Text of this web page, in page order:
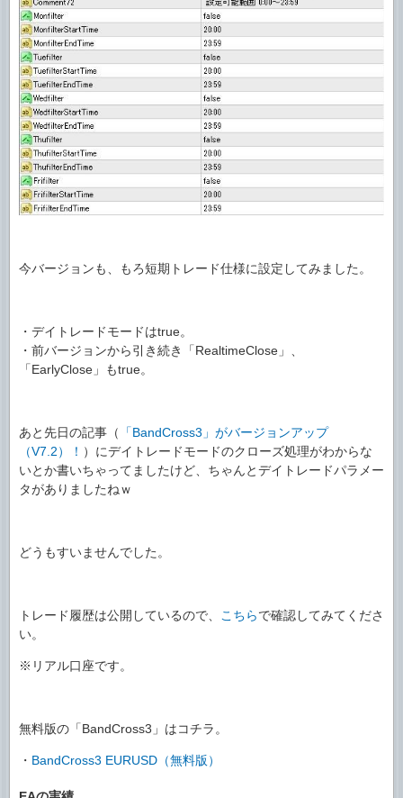
今バージョンも、もろ短期トレード仕様に設定してみました。
・デイトレードモードはtrue。
・前バージョンから引き続き「RealtimeClose」、
「EarlyClose」もtrue。
あと先日の記事（
「BandCross3」がバージョンアップ
（V7.2）！ ）にデイトレードモードのクローズ処理がわからな
いとか書いちゃってましたけど、ちゃんとデイトレードパラメー
タがありましたねｗ
どうもすいませんでした。
トレード履歴は公開しているので、 こちらで確認してみてくださ
い。
※リアル口座です。
無料版の「BandCross3」はコチラ。
・ BandCross3 EURUSD（無料版）